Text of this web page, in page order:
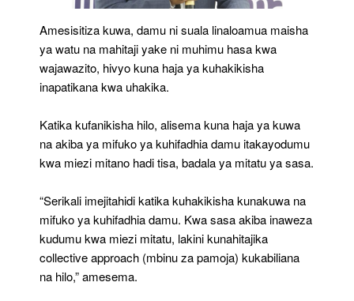
Amesisitiza kuwa, damu ni suala linaloamua maisha
ya watu na mahitaji yake ni muhimu hasa kwa
wajawazito, hivyo kuna haja ya kuhakikisha
inapatikana kwa uhakika.
Katika kufanikisha hilo, alisema kuna haja ya kuwa
na akiba ya mifuko ya kuhifadhia damu itakayodumu
kwa miezi mitano hadi tisa, badala ya mitatu ya sasa.
“Serikali imejitahidi katika kuhakikisha kunakuwa na
mifuko ya kuhifadhia damu. Kwa sasa akiba inaweza
kudumu kwa miezi mitatu, lakini kunahitajika
collective approach (mbinu za pamoja) kukabiliana
na hilo,” amesema.